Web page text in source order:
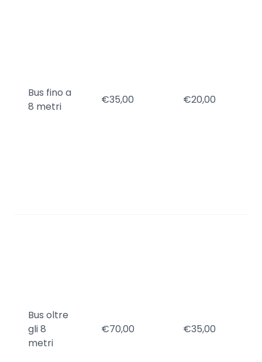
Bus fino a
8 metri
€35,00 €20,00
Bus oltre
gli 8
metri
€70,00 €35,00